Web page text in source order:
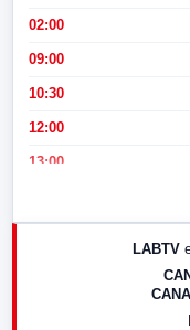
02:00
09:00
10:30
12:00
13:00
LABTV